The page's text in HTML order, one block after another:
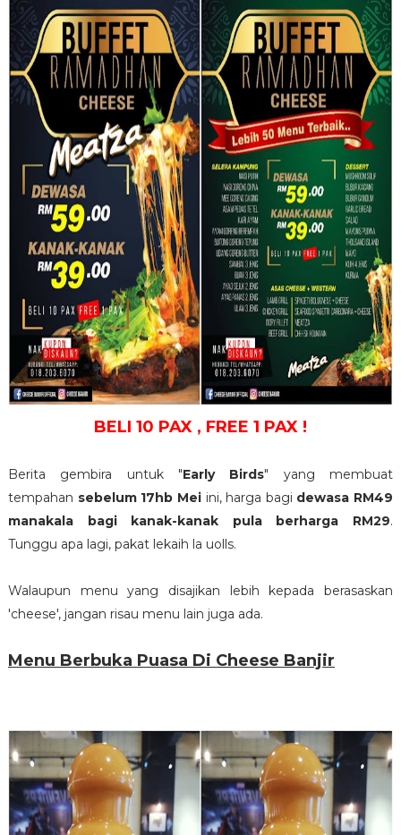
BELI 10 PAX , FREE 1 PAX !
Berita gembira untuk "Early Birds" yang membuat
tempahan sebelum 17hb Meiini, harga bagi dewasa RM49
manakala bagi kanak-kanak pula berharga RM29.
Tunggu apa lagi, pakat lekaih la uolls.
Walaupun menu yang disajikan lebih kepada berasaskan
'cheese', jangan risau menu lain juga ada.
Menu Berbuka Puasa Di Cheese Banjir